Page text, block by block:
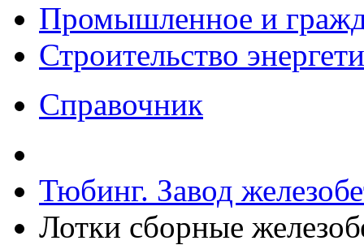
Промышленное и
Строительство
Справочник
Тюбинг. Завод
Лотки сборные